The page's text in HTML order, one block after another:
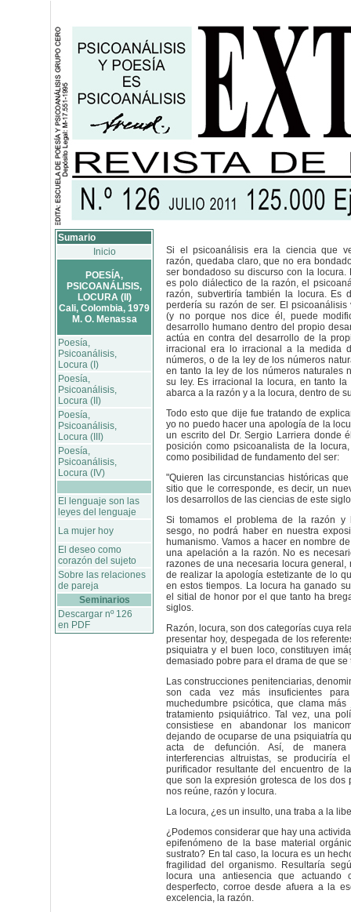
Sumario
Inicio
POESÍA,
PSICOANÁLISIS,
LOCURA (II)
Cali, Colombia, 1979
M. O. Menassa
Poesía,
Psicoanálisis,
Locura (I)
Poesía,
Psicoanálisis,
Locura (II)
Poesía,
Psicoanálisis,
Locura (III)
Poesía,
Psicoanálisis,
Locura (IV)
El lenguaje son las
leyes del lenguaje
La mujer hoy
El deseo como
corazón del sujeto
Sobre las relaciones
de pareja
Seminarios
Descargar nº 126
en PDF
Si el psicoanálisis era la ciencia que
razón, quedaba claro, que no era
ser bondadoso su discurso con la locura.
es polo diálectico de la razón, el
razón, subvertiría también la locura. Es
perdería su razón de ser. El
(y no porque nos dice él, puede
desarrollo humano dentro del propio
actúa en contra del desarrollo de la
irracional era lo irracional a la medida
números, o de la ley de los números
en tanto la ley de los números naturales
su ley. Es irracional la locura, en tanto
abarca a la razón y a la locura, dentro de
Todo esto que dije fue tratando de
yo no puedo hacer una apología de la
un escrito del Dr. Sergio Larriera donde
posición como psicoanalista de la
como posibilidad de fundamento del ser:
"Quieren las circunstancias históricas
sitio que le corresponde, es decir, un
los desarrollos de las ciencias de este
Si tomamos el problema de la razón y
sesgo, no podrá haber en nuestra
humanismo. Vamos a hacer en nombre
una apelación a la razón. No es
razones de una necesaria locura general,
de realizar la apología estetizante de lo
en estos tiempos. La locura ha ganado
el sitial de honor por el que tanto ha
siglos.
Razón, locura, son dos categorías cuya
presentar hoy, despegada de los
psiquiatra y el buen loco, constituyen
demasiado pobre para el drama de que se
Las construcciones penitenciarias,
son cada vez más insuficientes
muchedumbre psicótica, que clama
tratamiento psiquiátrico. Tal vez, una
consistiese en abandonar los
dejando de ocuparse de una psiquiatría
acta de defunción. Así, de
interferencias altruistas, se produciría
purificador resultante del encuentro de
que son la expresión grotesca de los dos
nos reúne, razón y locura.
La locura, ¿es un insulto, una traba a la
¿Podemos considerar que hay una
epifenómeno de la base material
sustrato? En tal caso, la locura es un
fragilidad del organismo. Resultaría
locura una antiesencia que actuando
desperfecto, corroe desde afuera a la
excelencia, la razón.